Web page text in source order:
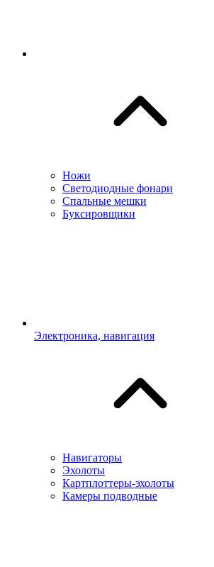
Ножи
Светодиодные фонари
Спальные мешки
Буксировщики
Электроника, навигация
Навигаторы
Эхолоты
Картплоттеры-эхолоты
Камеры подводные